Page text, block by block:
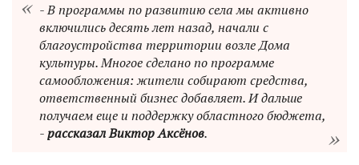
- В программы по развитию села мы активно
включились десять лет назад, начали с
благоустройства территории возле Дома
культуры. Многое сделано по программе
самообложения: жители собирают средства,
ответственный бизнес добавляет. И дальше
получаем еще и поддержку областного бюджета,
-рассказал Виктор Аксёнов.